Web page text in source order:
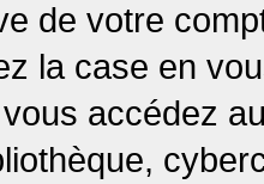
de votre
la case en
accédez